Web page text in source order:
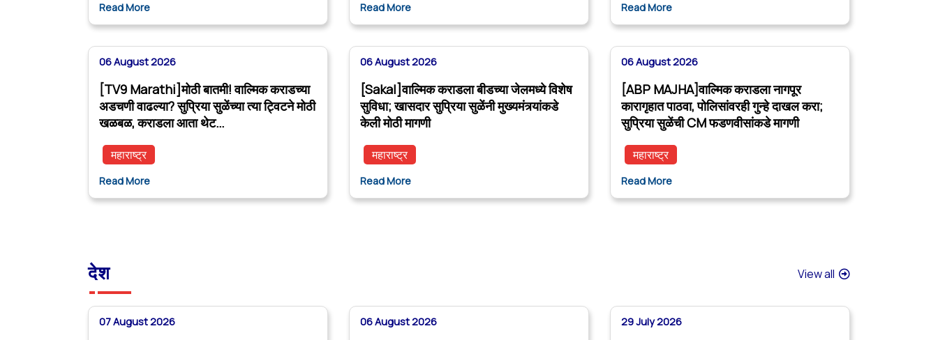
Read More Read More Read More
06 August 2026
[TV9 Marathi]मोठी बातमी! वाल्मिक कराडच्या
अडचणी वाढल्या? सुप्रिया सुळेंच्या त्या ट्विटने मोठी
खळबळ, कराडला आता थेट…
महाराष्ट्र
Read More
06 August 2026
[Sakal]वाल्मिक कराडला बीडच्या जेलमध्ये विशेष
सुविधा; खासदार सुप्रिया सुळेंनी मुख्यमंत्र्यांकडे
केली मोठी मागणी
महाराष्ट्र
Read More
06 August 2026
[ABP MAJHA]वाल्मिक कराडला नागपूर
कारागृहात पाठवा, पोलिसांवरही गुन्हे दाखल करा;
सुप्रिया सुळेंची CM फडणवीसांकडे मागणी
महाराष्ट्र
Read More
देश View all
07 August 2026 06 August 2026 29 July 2026